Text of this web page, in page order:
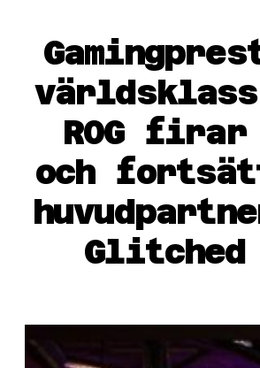
världsklass
ROG
och
Glitched